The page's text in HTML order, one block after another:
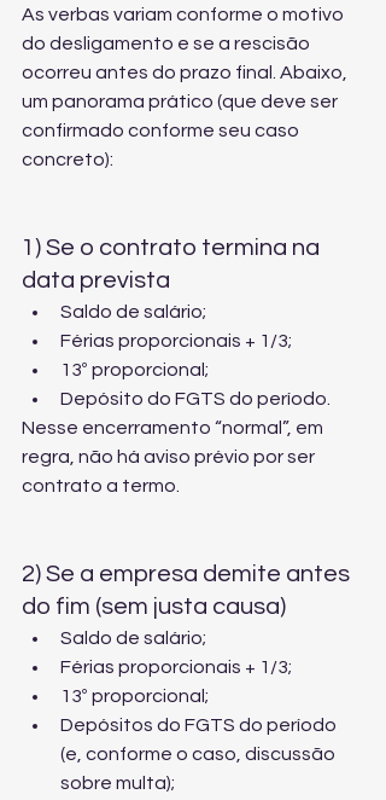
As verbas variam conforme o motivo
do desligamento e se a rescisão
ocorreu antes do prazo final. Abaixo,
um panorama prático (que deve ser
confirmado conforme seu caso
concreto):
1) Se o contrato termina na
data prevista
Saldo de salário;
Férias proporcionais + 1/3;
13º proporcional;
Depósito do FGTS do período.
Nesse encerramento “normal”, em
regra, não há aviso prévio por ser
contrato a termo.
2) Se a empresa demite antes
do fim (sem justa causa)
Saldo de salário;
Férias proporcionais + 1/3;
13º proporcional;
Depósitos do FGTS do período
(e, conforme o caso, discussão
sobre multa);